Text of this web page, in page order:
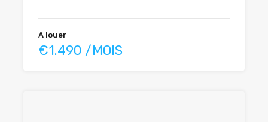
A louer
€1.490 /MOIS